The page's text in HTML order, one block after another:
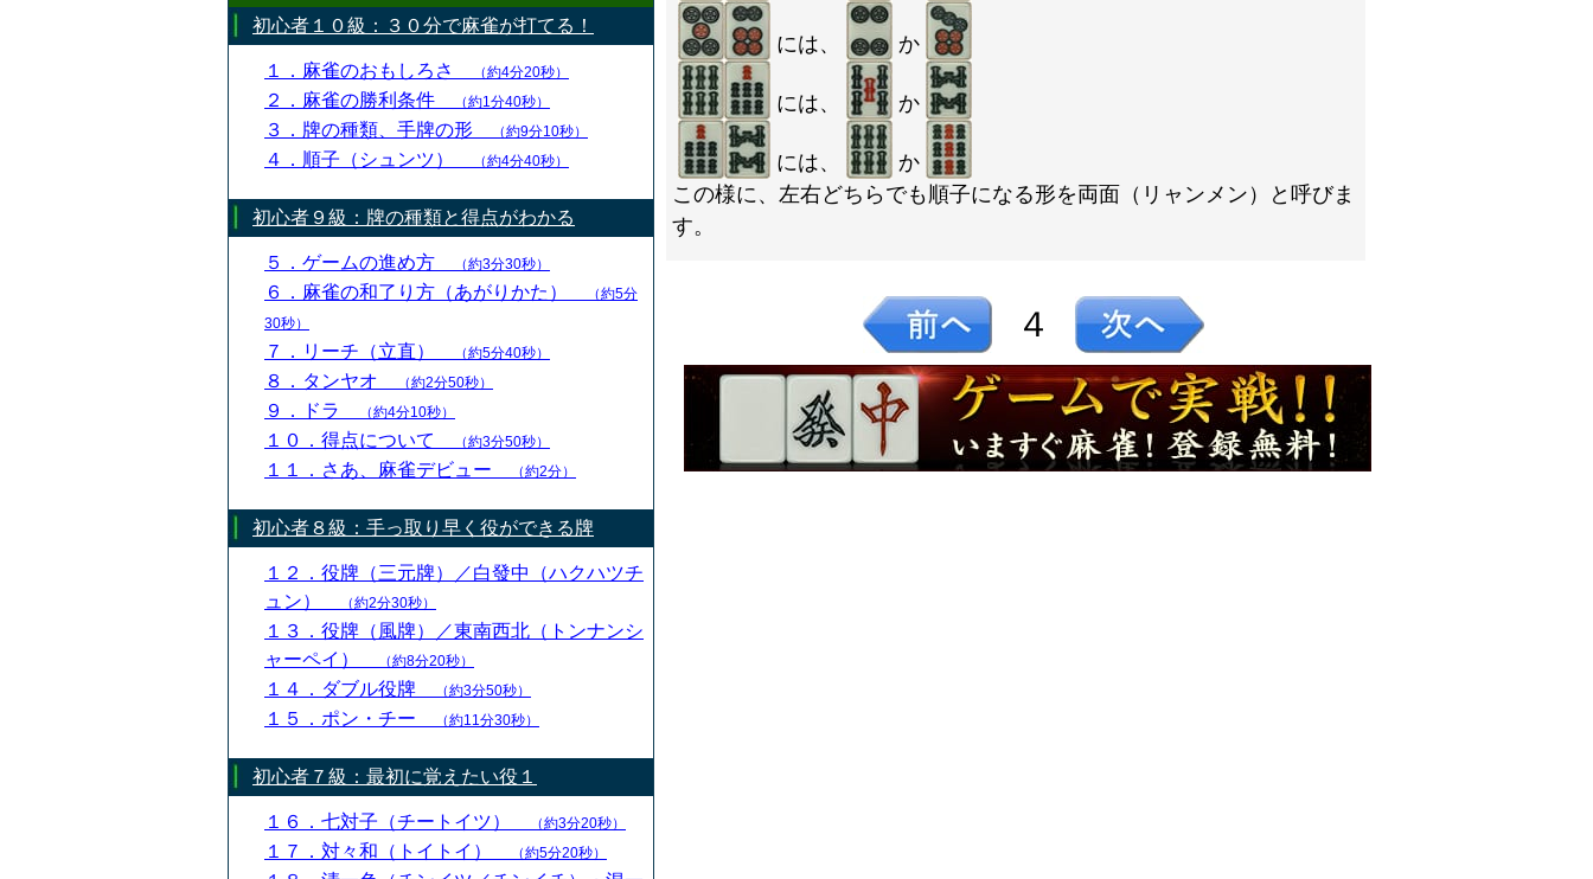
初心者１０級：３０分で麻雀が打てる！
１．麻雀のおもしろさ （約4分20秒）
２．麻雀の勝利条件 （約1分40秒）
３．牌の種類、手牌の形 （約9分10秒）
４．順子（シュンツ） （約4分40秒）
初心者９級：牌の種類と得点がわかる
５．ゲームの進め方 （約3分30秒）
６．麻雀の和了り方（あがりかた）
（約5分
30秒）
７．リーチ（立直） （約5分40秒）
８．タンヤオ （約2分50秒）
９．ドラ （約4分10秒）
１０．得点について （約3分50秒）
１１．さあ、麻雀デビュー （約2分）
初心者８級：手っ取り早く役ができる牌
１２．役牌（三元牌）／白發中（ハクハツチ
ュン）
（約2分30秒）
１３．役牌（風牌）／東南西北（トンナンシ
ャーペイ）
（約8分20秒）
１４．ダブル役牌 （約3分50秒）
１５．ポン・チー （約11分30秒）
初心者７級：最初に覚えたい役１
１６．七対子（チートイツ） （約3分20秒）
１７．対々和（トイトイ） （約5分20秒）
には、 か
には、 か
には、
か
この様に、左右どちらでも順子になる形を両面（リャンメン）と呼びま
す。
４